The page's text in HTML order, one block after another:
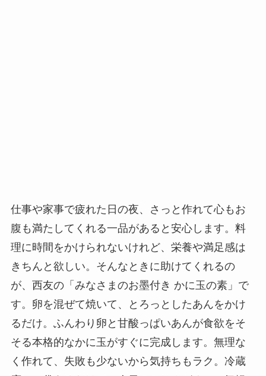
仕事や家事で疲れた日の夜、さっと作れて心もお
腹も満たしてくれる一品があると安心します。料
理に時間をかけられないけれど、栄養や満足感は
きちんと欲しい。そんなときに助けてくれるの
が、西友の「みなさまのお墨付き かに玉の素」で
す。卵を混ぜて焼いて、とろっとしたあんをかけ
るだけ。ふんわり卵と甘酸っぱいあんが食欲をそ
そる本格的なかに玉がすぐに完成します。無理な
く作れて、失敗も少ないから気持ちもラク。冷蔵